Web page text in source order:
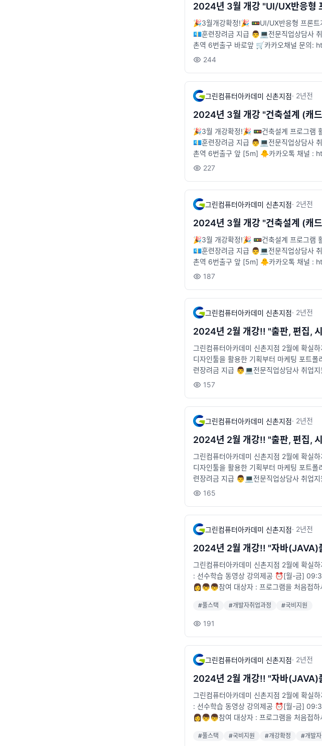
2024년 3월 개강 "UI/UX반응형
🎉3월개강확정!🎉 🚥UI/UX반응형 프론트
💶훈련장려금 지급 👨💻전문직업상담사
촌역 6번출구 바로앞 🛒카카오채널 문
_consultation
244
그린컴퓨터아카데미 신촌지점· 2년전
2024년 3월 개강 "건축설계 (캐
🎉3월 개강확정!🎉 🚥건축설계 프로그램
💶훈련장려금 지급 👨💻전문직업상담사
촌역 6번출구 앞 [5m] 🐥카카오톡 채널
ultation
227
그린컴퓨터아카데미 신촌지점· 2년전
2024년 3월 개강 "건축설계 (캐
🎉3월 개강확정!🎉 🚥건축설계 프로그램
💶훈련장려금 지급 👨💻전문직업상담사
촌역 6번출구 앞 [5m] 🐥카카오톡 채널
ultation
187
그린컴퓨터아카데미 신촌지점· 2년전
2024년 2월 개강!! "출판, 편집,
그린컴퓨터아카데미 신촌지점 2월에 확
디자인툴을 활용한 기획부터 마케팅 포트
련장려금 지급 👨💻전문직업상담사 취업
6번출구 앞 [5m] 🐥카카오톡 채널 :
157
그린컴퓨터아카데미 신촌지점· 2년전
2024년 2월 개강!! "출판, 편집,
그린컴퓨터아카데미 신촌지점 2월에 확
디자인툴을 활용한 기획부터 마케팅 포트
련장려금 지급 👨💻전문직업상담사 취업
6번출구 앞 [5m] 🐥카카오톡 채널 :
165
그린컴퓨터아카데미 신촌지점· 2년전
2024년 2월 개강!! "자바(JAVA)
그린컴퓨터아카데미 신촌지점 2월에 확
: 선수학습 동영상 강의제공 ⏰[월-금]
👩👦👦참여 대상자 : 프로그램을 처음접
t.co.kr/servicecenter/online_consultation
#풀스택 #개발자취업과정 #국비지원
191
그린컴퓨터아카데미 신촌지점· 2년전
2024년 2월 개강!! "자바(JAVA)
그린컴퓨터아카데미 신촌지점 2월에 확
: 선수학습 동영상 강의제공 ⏰[월-금]
👩👦👦참여 대상자 : 프로그램을 처음접
t.co.kr/servicecenter/online_consultation
#풀스택 #국비지원 #개강확정 #개발자